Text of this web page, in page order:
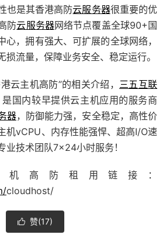
也是其香港高防云服务器很重要的优
防云服务器网络节点覆盖全球90+国
，拥有强大、可扩展的全球网络，
损流量，保障业务安全、稳定运行。
云主机高防”的相关介绍， 三五互联
国内较早提供云主机应用的服务商
器，防御能力强，安全稳定，高性价
机vCPU、内存性能强悍、超高I/O速
业技术团队7×24小时服务！
机高防租用链接：
cloudhost/
 赞(17)